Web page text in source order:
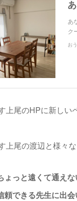
あ
ク
お
上尾のHPに新しい
上尾の渡辺と様々
ょっと遠くて通えな
頼できる先生に出